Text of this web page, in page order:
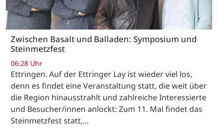
Zwischen Basalt und Balladen: Symposium und
Steinmetzfest
06:28 Uhr
Ettringen. Auf der Ettringer Lay ist wieder viel los,
denn es findet eine Veranstaltung statt, die weit über
die Region hinausstrahlt und zahlreiche Interessierte
und Besucher/innen anlockt: Zum 11. Mal findet das
Steinmetzfest statt,…